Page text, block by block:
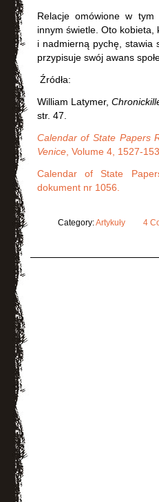
Relacje omówione w tym
innym świetle. Oto
i nadmierną pychę, stawia
przypisuje swój awans
Źródła:
William Latymer,
str. 47.
Calendar of State Papers
Venice, Volume 4, 1527-
Calendar of State
dokument nr 1056.
Category:Artykuły 4